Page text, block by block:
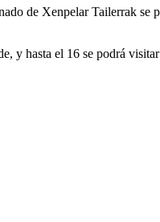
de Xenpelar Tailerrak
y hasta el 16 se podrá